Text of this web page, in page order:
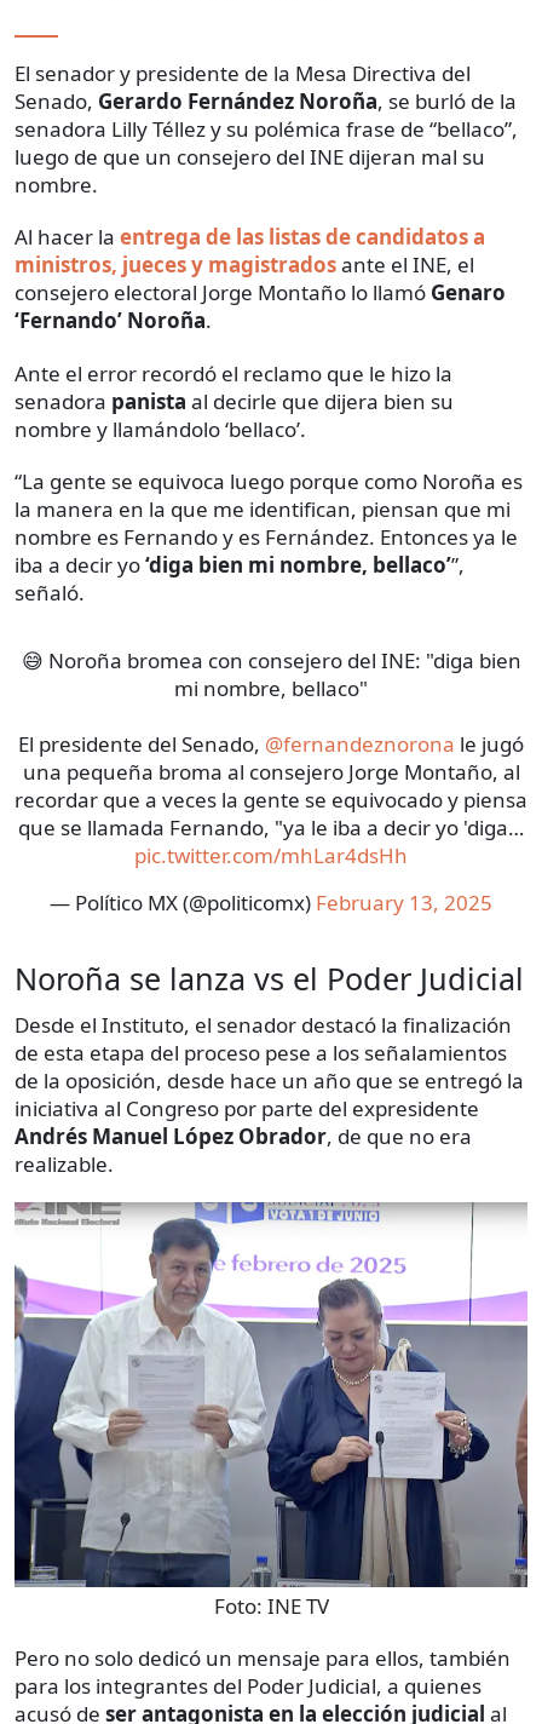
El senador y presidente de la Mesa Directiva del
Senado, Gerardo Fernández Noroña, se burló de la
senadora Lilly Téllez y su polémica frase de “bellaco”,
luego de que un consejero del INE dijeran mal su
nombre.
Al hacer la entrega de las listas de candidatos a
ministros, jueces y magistradosante el INE, el
consejero electoral Jorge Montaño lo llamó Genaro
‘Fernando’ Noroña.
Ante el error recordó el reclamo que le hizo la
senadora panista al decirle que dijera bien su
nombre y llamándolo ‘bellaco’.
“La gente se equivoca luego porque como Noroña es
la manera en la que me identifican, piensan que mi
nombre es Fernando y es Fernández. Entonces ya le
iba a decir yo‘diga bien mi nombre, bellaco’”,
señaló.
😅 Noroña bromea con consejero del INE: "diga bien
mi nombre, bellaco"
El presidente del Senado, @fernandeznorona le jugó
una pequeña broma al consejero Jorge Montaño, al
recordar que a veces la gente se equivocado y piensa
que se llamada Fernando, "ya le iba a decir yo 'diga…
pic.twitter.com/mhLar4dsHh
— Político MX (@politicomx) February 13, 2025
Noroña se lanza vs el Poder Judicial
Desde el Instituto, el senador destacó la finalización
de esta etapa del proceso pese a los señalamientos
de la oposición, desde hace un año que se entregó la
iniciativa al Congreso por parte del expresidente
Andrés Manuel López Obrador, de que no era
realizable.
Foto: INE TV
Pero no solo dedicó un mensaje para ellos, también
para los integrantes del Poder Judicial, a quienes
acusó de ser antagonista en la elección judicial al